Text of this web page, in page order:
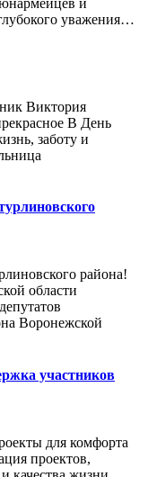
и
уважения…
Виктория
В День
заботу и
района!
области
Воронежской
участников
для комфорта
проектов,